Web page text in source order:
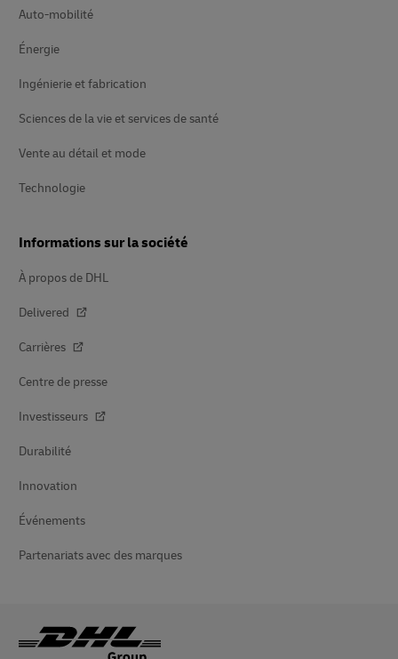
Auto-mobilité
Énergie
Ingénierie et fabrication
Sciences de la vie et services de santé
Vente au détail et mode
Technologie
Informations sur la société
À propos de DHL
Delivered
Carrières
Centre de presse
Investisseurs
Durabilité
Innovation
Événements
Partenariats avec des marques